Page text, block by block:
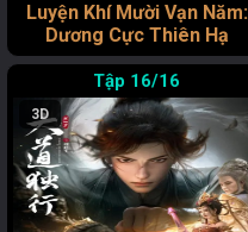
Luyện Khí Mười Vạn Năm:
Dương Cực Thiên Hạ
16/16
3D